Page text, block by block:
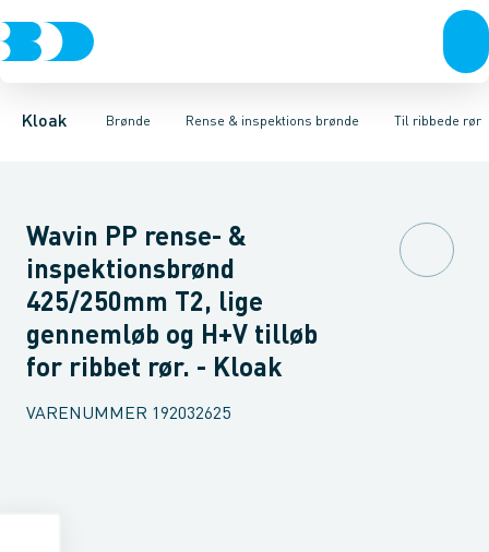
Kloak Brønde
Rør & fittingsBrønde BrøndgodsLinjeafvanding Tanke,
Rense & inspektions brønde
Rense & inspektions brøndeOpføringsrør & tilbehørTil ribbede rør
Til glatte rørTil ribbede rørTil x-stream rør
Wavin PP rense- &
inspektionsbrønd
425/250mm T2, lige
gennemløb og H+V tilløb
for ribbet rør. - Kloak
VARENUMMER 192032625